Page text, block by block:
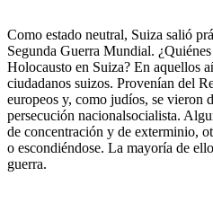
Como estado neutral, Suiza salió
Segunda Guerra Mundial.
Holocausto en Suiza? En aquellos
ciudadanos suizos. Provenían del
europeos y, como judíos, se vieron
persecución nacionalsocialista.
de concentración y de exterminio,
o escondiéndose. La mayoría de
guerra.